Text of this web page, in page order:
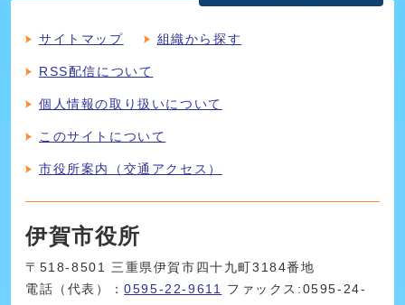
サイトマップ 組織から探す
RSS配信について
個人情報の取り扱いについて
このサイトについて
市役所案内（交通アクセス）
伊賀市役所
〒518-8501 三重県伊賀市四十九町3184番地
電話（代表）：0595-22-9611
ファックス:0595-24-